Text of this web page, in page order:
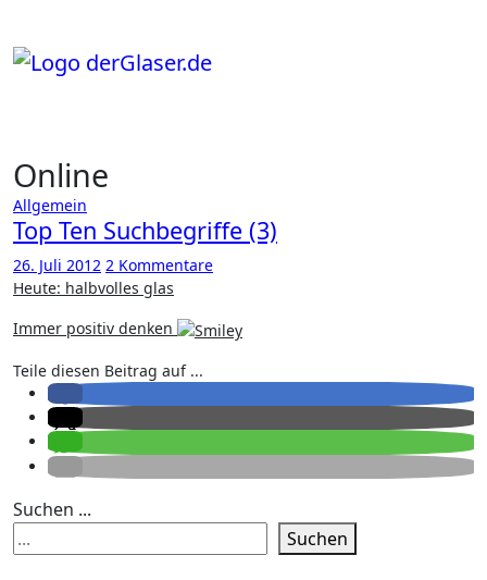
springen
Online
Allgemein
Top Ten Suchbegriffe (3)
26. Juli 2012 2 Kommentare
Heute: halbvolles glas
Immer positiv denken
Teile diesen Beitrag auf ...
Suchen ...
Suchen